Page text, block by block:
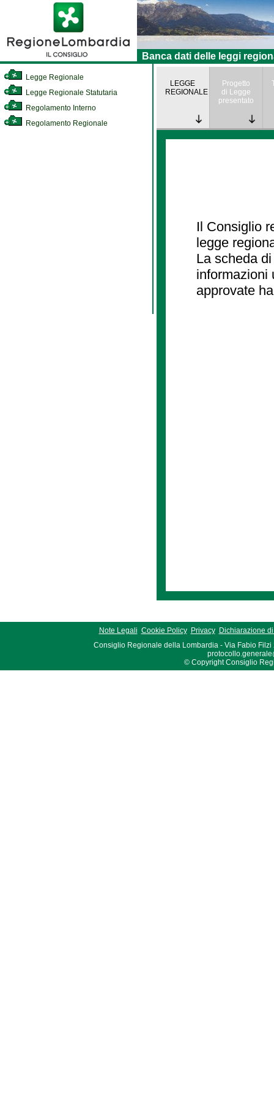
Banca dati delle leggi
Legge Regionale
Legge Regionale Statutaria
Regolamento Interno
Regolamento Regionale
LEGGE
REGIONALE
Progetto
di Legge
presentato
Il Consiglio
legge
La scheda
informazioni
approvate
Note Legali Cookie Policy Privacy
Dichiarazione
Consiglio Regionale della Lombardia - Via Fabio Filzi
© Copyright Consiglio